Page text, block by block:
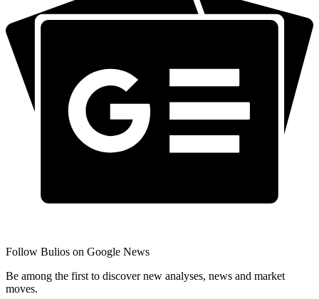
Follow Bulios on Google News
Be among the first to discover new analyses, news and market
moves.